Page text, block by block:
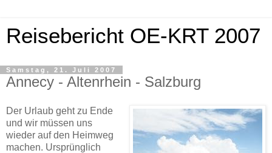
Reisebericht OE-KRT 2007
Samstag, 21. Juli 2007
Annecy - Altenrhein - Salzburg
Der Urlaub geht zu Ende
und wir müssen uns
wieder auf den Heimweg
machen. Ursprünglich